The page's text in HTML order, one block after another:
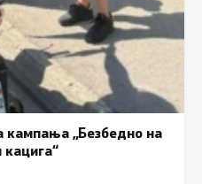
кампања „Безбедно на